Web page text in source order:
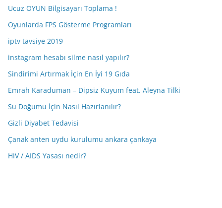
Ucuz OYUN Bilgisayarı Toplama !
Oyunlarda FPS Gösterme Programları
iptv tavsiye 2019
instagram hesabı silme nasıl yapılır?
Sindirimi Artırmak İçin En İyi 19 Gıda
Emrah Karaduman – Dipsiz Kuyum feat. Aleyna Tilki
Su Doğumu İçin Nasıl Hazırlanılır?
Gizli Diyabet Tedavisi
Çanak anten uydu kurulumu ankara çankaya
HIV / AIDS Yasası nedir?